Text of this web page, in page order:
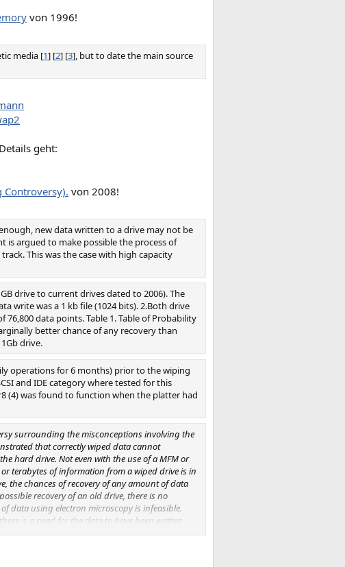
von 1996!
media [1] [2] [3], but to date the main source
geht:
Controversy). von 2008!
new data written to a drive may not be
is argued to make possible the process of
This was the case with high capacity
drive to current drives dated to 2006). The
write was a 1 kb file (1024 bits). 2.Both drive
76,800 data points. Table 1. Table of Probability
better chance of any recovery than
drive.
operations for 6 months) prior to the wiping
and IDE category where tested for this
(4) was found to function when the platter had
surrounding the misconceptions involving the
that correctly wiped data cannot
hard drive. Not even with the use of a MFM or
terabytes of information from a wiped drive is in
the chances of recovery of any amount of data
recovery of an old drive, there is no
data using electron microscopy is infeasible.
is a need for the data to have been written
even at the bit level, which does not reflect real
The fallacy that data can be forensically